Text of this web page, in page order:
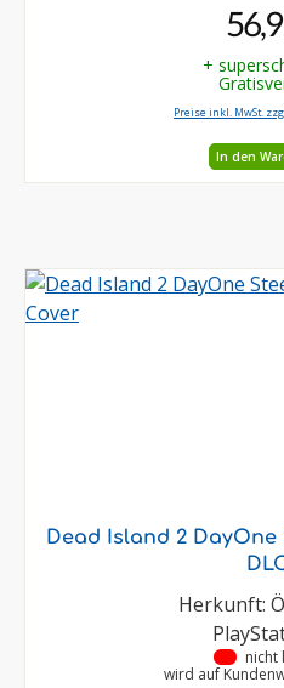
+
Preise inkl. MwSt.
In den
Dead Island 2
Herkunft:
nicht
wird auf